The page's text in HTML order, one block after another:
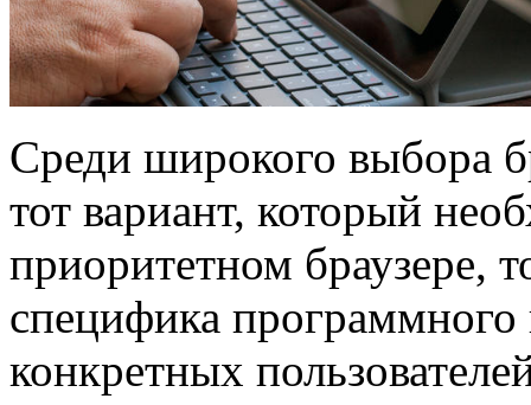
Среди широкого выбора
тот вариант, который
приоритетном браузере,
специфика программного
конкретных